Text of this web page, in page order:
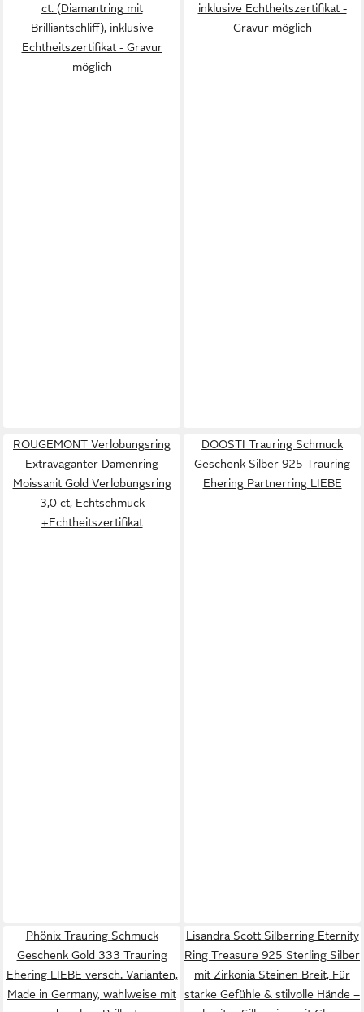
ct. (Diamantring mit
Brilliantschliff), inklusive
Echtheitszertifikat - Gravur
möglich
inklusive Echtheitszertifikat -
Gravur möglich
ROUGEMONT Verlobungsring
Extravaganter Damenring
Moissanit Gold Verlobungsring
3,0 ct, Echtschmuck
+Echtheitszertifikat
DOOSTI Trauring Schmuck
Geschenk Silber 925 Trauring
Ehering Partnerring LIEBE
Phönix Trauring Schmuck
Geschenk Gold 333 Trauring
Ehering LIEBE versch. Varianten,
Made in Germany, wahlweise mit
Lisandra Scott Silberring Eternity
Ring Treasure 925 Sterling Silber
mit Zirkonia Steinen Breit, Für
starke Gefühle & stilvolle Hände –